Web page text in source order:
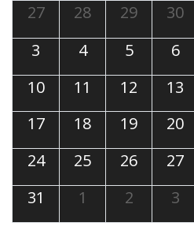
27 28 29 30
3
4 5 6
10
11 12 13
17
18 19 20
24
25 26 27
31
1 2 3